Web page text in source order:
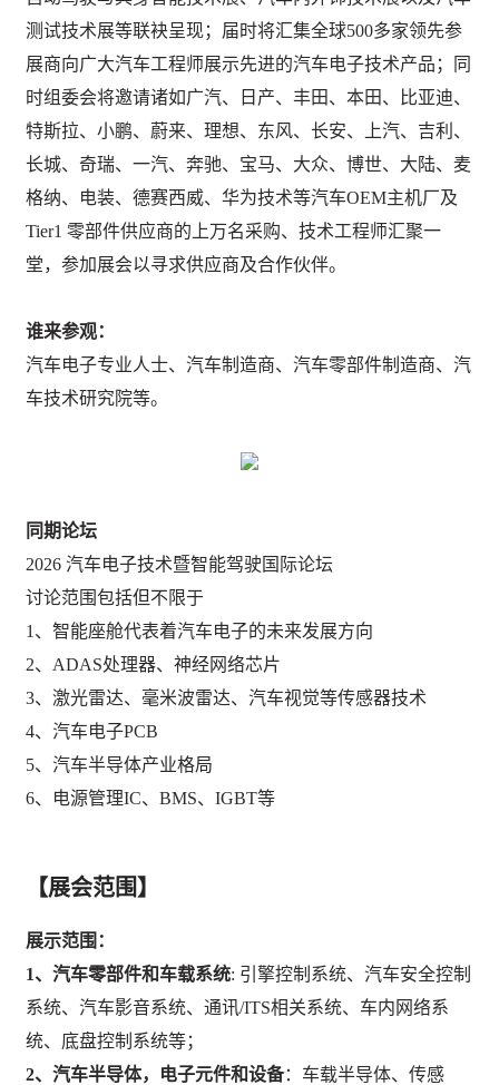
测试技术展等联袂呈现；届时将汇集全球500多家领先参
展商向广大汽车工程师展示先进的汽车电子技术产品；同
时组委会将邀请诸如广汽、日产、丰田、本田、比亚迪、
特斯拉、小鹏、蔚来、理想、东风、长安、上汽、吉利、
长城、奇瑞、一汽、奔驰、宝马、大众、博世、大陆、麦
格纳、电装、德赛西威、华为技术等汽车OEM主机厂及
Tier1 零部件供应商的上万名采购、技术工程师汇聚一
堂，参加展会以寻求供应商及合作伙伴。
谁来参观：
汽车电子专业人士、汽车制造商、汽车零部件制造商、汽
车技术研究院等。
同期论坛
2026 汽车电子技术暨智能驾驶国际论坛
讨论范围包括但不限于
1、智能座舱代表着汽车电子的未来发展方向
2、ADAS处理器、神经网络芯片
3、激光雷达、毫米波雷达、汽车视觉等传感器技术
4、汽车电子PCB
5、汽车半导体产业格局
6、电源管理IC、BMS、IGBT等
【展会范围】
展示范围：
1、 汽车零部件和车载系统: 引擎控制系统、汽车安全控制
系统、汽车影音系统、通讯/ITS相关系统、车内网络系
统、底盘控制系统等；
2、汽车半导体，
电子元件和设备：车载半导体、传感